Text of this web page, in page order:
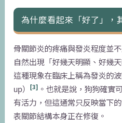
為什麼看起來「好了」，
骨關節炎的疼痛與發炎程度並
自然出現「好幾天明顯、好幾
這種現象在臨床上稱為發炎的
up）
[3] 。也就是說，狗狗確實
有活力，但這通常只反映當下
表關節結構本身正在修復。